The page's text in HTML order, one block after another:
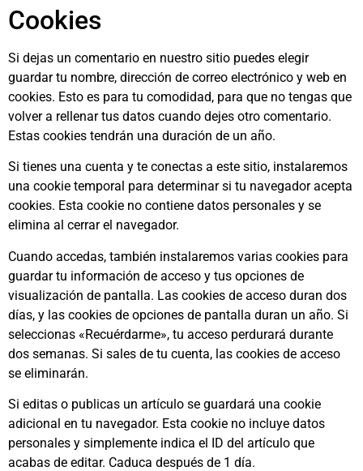
Cookies
Si dejas un comentario en nuestro sitio puedes elegir
guardar tu nombre, dirección de correo electrónico y web en
cookies. Esto es para tu comodidad, para que no tengas que
volver a rellenar tus datos cuando dejes otro comentario.
Estas cookies tendrán una duración de un año.
Si tienes una cuenta y te conectas a este sitio, instalaremos
una cookie temporal para determinar si tu navegador acepta
cookies. Esta cookie no contiene datos personales y se
elimina al cerrar el navegador.
Cuando accedas, también instalaremos varias cookies para
guardar tu información de acceso y tus opciones de
visualización de pantalla. Las cookies de acceso duran dos
días, y las cookies de opciones de pantalla duran un año. Si
seleccionas «Recuérdarme», tu acceso perdurará durante
dos semanas. Si sales de tu cuenta, las cookies de acceso
se eliminarán.
Si editas o publicas un artículo se guardará una cookie
adicional en tu navegador. Esta cookie no incluye datos
personales y simplemente indica el ID del artículo que
acabas de editar. Caduca después de 1 día.